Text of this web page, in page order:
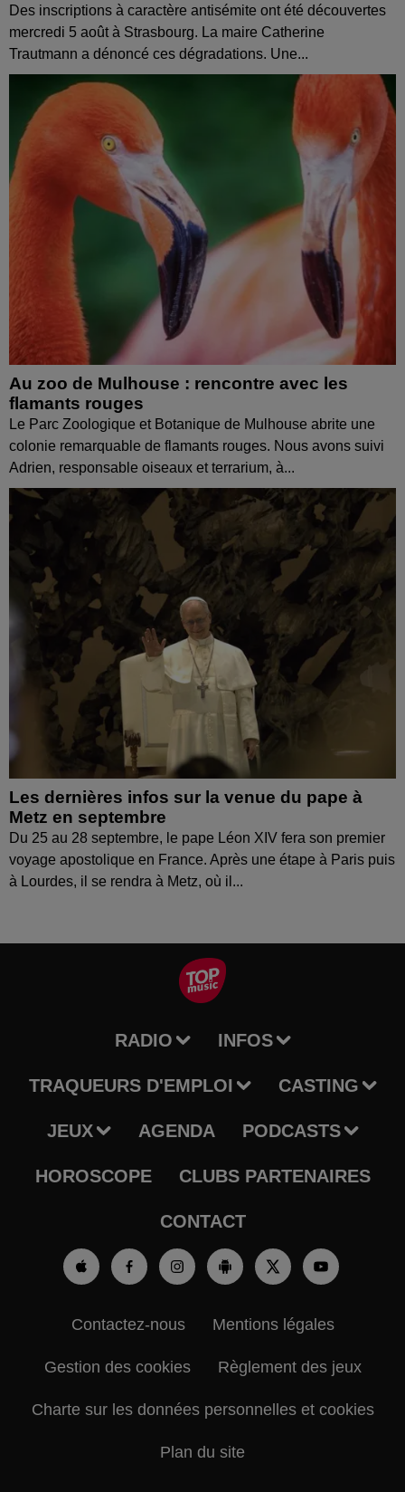
Des inscriptions à caractère antisémite ont été découvertes
mercredi 5 août à Strasbourg. La maire Catherine
Trautmann a dénoncé ces dégradations. Une...
Au zoo de Mulhouse : rencontre avec les
flamants rouges
Le Parc Zoologique et Botanique de Mulhouse abrite une
colonie remarquable de flamants rouges. Nous avons suivi
Adrien, responsable oiseaux et terrarium, à...
Les dernières infos sur la venue du pape à
Metz en septembre
Du 25 au 28 septembre, le pape Léon XIV fera son premier
voyage apostolique en France. Après une étape à Paris puis
à Lourdes, il se rendra à Metz, où il...
RADIO INFOS
TRAQUEURS D'EMPLOI CASTING
JEUX AGENDA PODCASTS
HOROSCOPE CLUBS PARTENAIRES
CONTACT
Contactez-nous Mentions légales
Gestion des cookies Règlement des jeux
Charte sur les données personnelles et cookies
Plan du site